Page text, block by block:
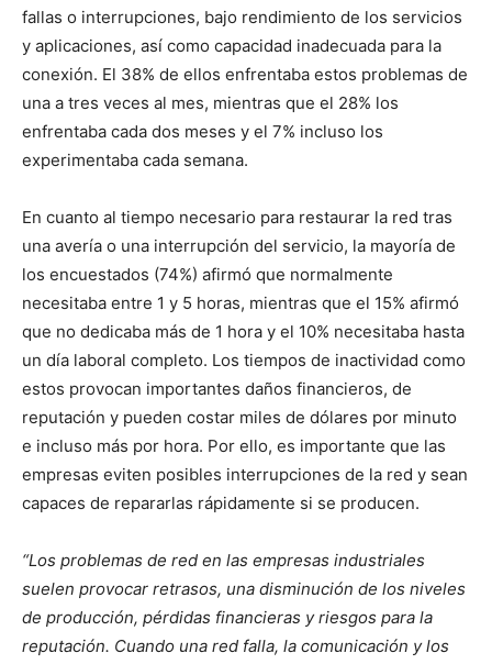
fallas o interrupciones, bajo rendimiento de los servicios
y aplicaciones, así como capacidad inadecuada para la
conexión. El 38% de ellos enfrentaba estos problemas de
una a tres veces al mes, mientras que el 28% los
enfrentaba cada dos meses y el 7% incluso los
experimentaba cada semana.
En cuanto al tiempo necesario para restaurar la red tras
una avería o una interrupción del servicio, la mayoría de
los encuestados (74%) afirmó que normalmente
necesitaba entre 1 y 5 horas, mientras que el 15% afirmó
que no dedicaba más de 1 hora y el 10% necesitaba hasta
un día laboral completo. Los tiempos de inactividad como
estos provocan importantes daños financieros, de
reputación y pueden costar miles de dólares por minuto
e incluso más por hora. Por ello, es importante que las
empresas eviten posibles interrupciones de la red y sean
capaces de repararlas rápidamente si se producen.
“Los problemas de red en las empresas industriales
suelen provocar retrasos, una disminución de los niveles
de producción, pérdidas financieras y riesgos para la
reputación. Cuando una red falla, la comunicación y los